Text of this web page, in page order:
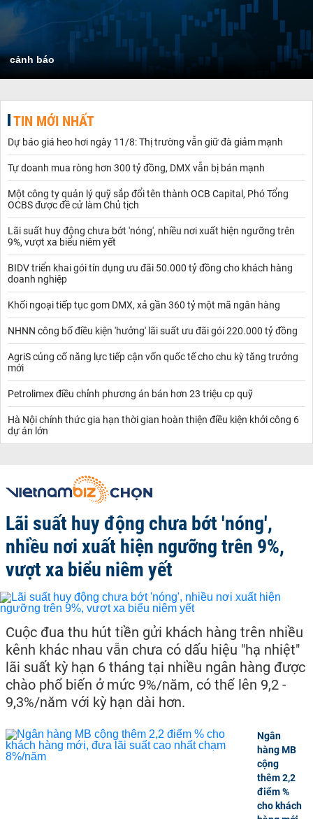
cảnh báo
TIN MỚI NHẤT
Dự báo giá heo hơi ngày 11/8: Thị trường vẫn giữ đà giảm mạnh
Tự doanh mua ròng hơn 300 tỷ đồng, DMX vẫn bị bán mạnh
Một công ty quản lý quỹ sắp đổi tên thành OCB Capital, Phó Tổng
OCBS được đề cử làm Chủ tịch
Lãi suất huy động chưa bớt 'nóng', nhiều nơi xuất hiện ngưỡng trên
9%, vượt xa biểu niêm yết
BIDV triển khai gói tín dụng ưu đãi 50.000 tỷ đồng cho khách hàng
doanh nghiệp
Khối ngoại tiếp tục gom DMX, xả gần 360 tỷ một mã ngân hàng
NHNN công bố điều kiện 'hưởng' lãi suất ưu đãi gói 220.000 tỷ đồng
AgriS củng cố năng lực tiếp cận vốn quốc tế cho chu kỳ tăng trưởng
mới
Petrolimex điều chỉnh phương án bán hơn 23 triệu cp quỹ
Hà Nội chính thức gia hạn thời gian hoàn thiện điều kiện khởi công 6
dự án lớn
Lãi suất huy động chưa bớt 'nóng',
nhiều nơi xuất hiện ngưỡng trên 9%,
vượt xa biểu niêm yết
Cuộc đua thu hút tiền gửi khách hàng trên nhiều
kênh khác nhau vẫn chưa có dấu hiệu "hạ nhiệt"
lãi suất kỳ hạn 6 tháng tại nhiều ngân hàng được
chào phổ biến ở mức 9%/năm, có thể lên 9,2 -
9,3%/năm với kỳ hạn dài hơn.
Ngân
hàng MB
cộng
thêm 2,2
điểm %
cho khách